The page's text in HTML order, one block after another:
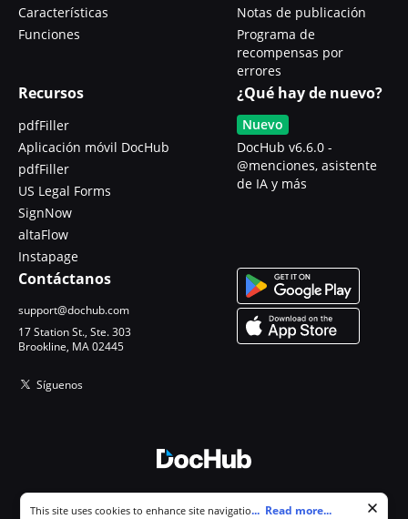
Características
Funciones
Notas de publicación
Programa de
recompensas por
errores
Recursos
pdfFiller
Aplicación móvil DocHub
pdfFiller
US Legal Forms
SignNow
altaFlow
Instapage
¿Qué hay de nuevo?
Nuevo
DocHub v6.6.0 -
@menciones, asistente
de IA y más
Contáctanos
support@dochub.com
17 Station St., Ste. 303
Brookline, MA 02445
Síguenos
Cookie consent notice
This site uses cookies to enhance site navigation and personalize
... Read more...